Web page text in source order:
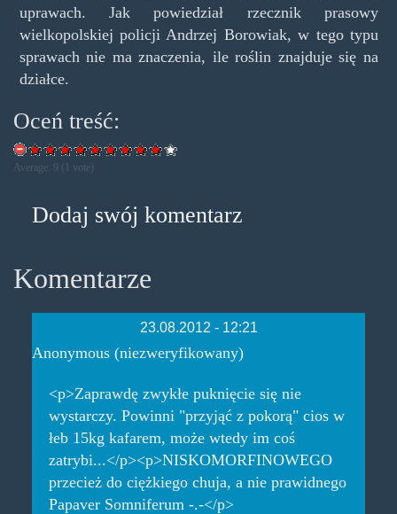
uprawach. Jak powiedział rzecznik prasowy
wielkopolskiej policji Andrzej Borowiak, w tego typu
sprawach nie ma znaczenia, ile roślin znajduje się na
działce.
Oceń treść:
Average: 9 ( vote)
Dodaj swój komentarz
Komentarze
23.08.2012 - 12:21
Anonymous (niezweryfikowany)
<p>Zaprawdę zwykłe puknięcie się nie
wystarczy. Powinni "przyjąć z pokorą" cios w
łeb 15kg kafarem, może wtedy im coś
zatrybi...</p><p>NISKOMORFINOWEGO
przecież do ciężkiego chuja, a nie prawidnego
Papaver Somniferum -.-</p>